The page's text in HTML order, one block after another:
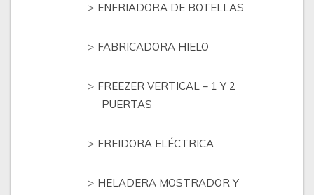
ENFRIADORA DE BOTELLAS
FABRICADORA HIELO
FREEZER VERTICAL – 1 Y 2
PUERTAS
FREIDORA ELÉCTRICA
HELADERA MOSTRADOR Y